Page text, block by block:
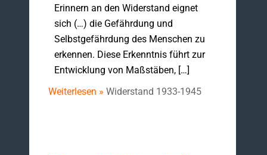
Erinnern an den Widerstand eignet
sich (…) die Gefährdung und
Selbstgefährdung des Menschen zu
erkennen. Diese Erkenntnis führt zur
Entwicklung von Maßstäben, […]
Weiterlesen » Widerstand 1933-1945